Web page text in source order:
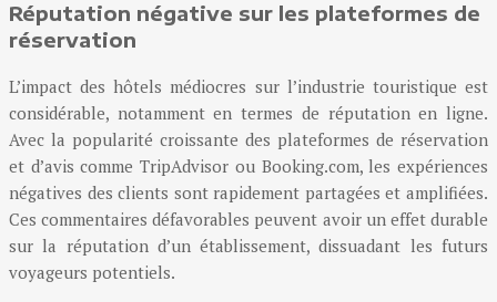
Réputation négative sur les plateformes de
réservation
L’impact des hôtels médiocres sur l’industrie touristique est
considérable, notamment en termes de réputation en ligne.
Avec la popularité croissante des plateformes de réservation
et d’avis comme TripAdvisor ou Booking.com, les expériences
négatives des clients sont rapidement partagées et amplifiées.
Ces commentaires défavorables peuvent avoir un effet durable
sur la réputation d’un établissement, dissuadant les futurs
voyageurs potentiels.